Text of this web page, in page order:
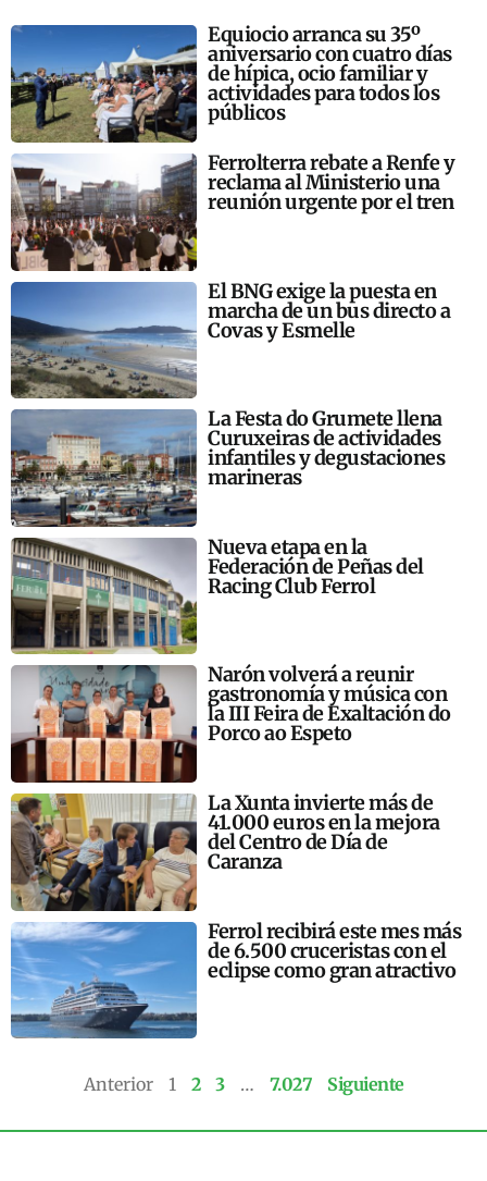
Equiocio arranca su 35º
aniversario con cuatro días
de hípica, ocio familiar y
actividades para todos los
públicos
Ferrolterra rebate a Renfe y
reclama al Ministerio una
reunión urgente por el tren
El BNG exige la puesta en
marcha de un bus directo a
Covas y Esmelle
La Festa do Grumete llena
Curuxeiras de actividades
infantiles y degustaciones
marineras
Nueva etapa en la
Federación de Peñas del
Racing Club Ferrol
Narón volverá a reunir
gastronomía y música con
la III Feira de Exaltación do
Porco ao Espeto
La Xunta invierte más de
41.000 euros en la mejora
del Centro de Día de
Caranza
Ferrol recibirá este mes más
de 6.500 cruceristas con el
eclipse como gran atractivo
Anterior 1 2 3 … 7.027 Siguiente